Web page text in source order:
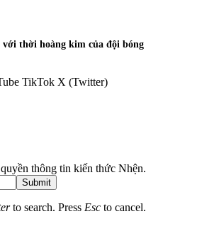
với thời hoàng kim của đội bóng
TikTok X (Twitter)
thông tin kiến thức Nhện.
Submit
to search. Press Esc to cancel.